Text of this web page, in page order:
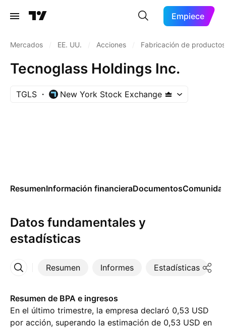
Empiece
Mercados EE. UU. Acciones Fabricación de productos
Tecnoglass Holdings Inc.
TGLS New York Stock Exchange
ResumenInformación financieraDocumentos
Datos fundamentales y
estadísticas
Resumen Informes Estadísticas
Más
Resumen de BPA e ingresos
En el último trimestre, la empresa declaró 0,53 USD
por acción, superando la estimación de 0,53 USD en